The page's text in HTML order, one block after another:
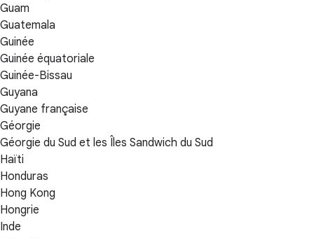
Guam
Guatemala
Guinée
Guinée équatoriale
Guinée-Bissau
Guyana
Guyane française
Géorgie
Géorgie du Sud et les Îles Sandwich du Sud
Haïti
Honduras
Hong Kong
Hongrie
Inde